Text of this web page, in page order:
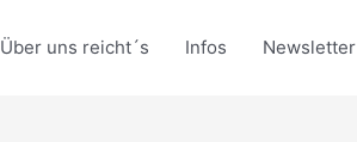
Über uns reicht´s Infos Newsletter